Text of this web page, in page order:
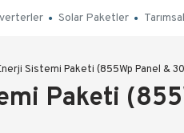
Solar Paketler
Sistemi Paketi (855Wp Panel &
Paketi